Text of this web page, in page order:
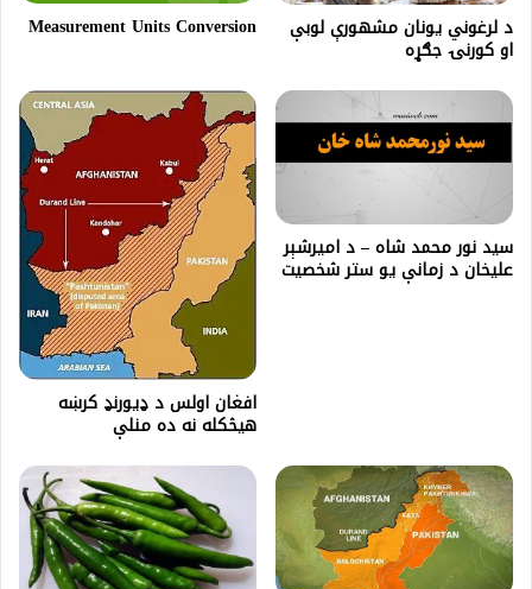
د لرغوني یونان مشهورې لوبې
او کورنۍ جګړه
Measurement Units Conversion
سيد نور محمد شاه – د اميرشېر
عليخان د زمانې يو ستر شخصيت
افغان اولس د ډيورنډ کرښه
هيڅکله نه ده منلې